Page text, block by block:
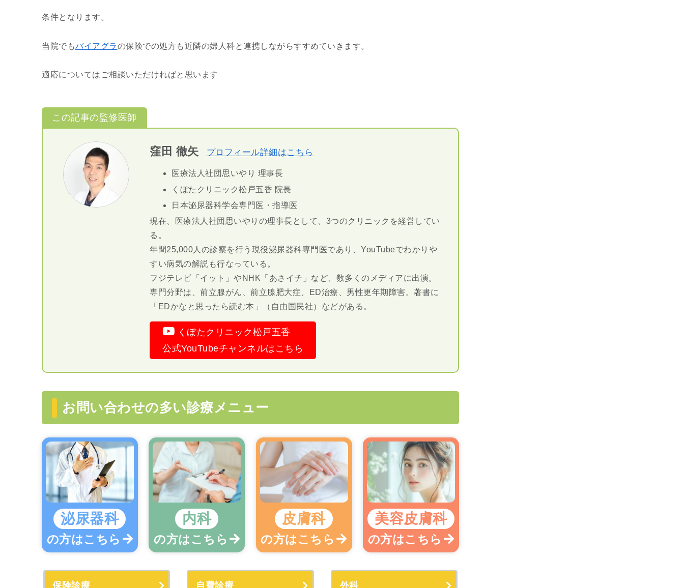
条件となります。
当院でもバイアグラの保険での処方も近隣の婦人科と連携しながらすすめていきます。
適応についてはご相談いただければと思います
この記事の監修医師
窪田 徹矢 プロフィール詳細はこちら
医療法人社団思いやり 理事長
くぼたクリニック松戸五香 院長
日本泌尿器科学会専門医・指導医
現在、医療法人社団思いやりの理事長として、3つのクリニックを経営してい
る。
年間25,000人の診察を行う現役泌尿器科専門医であり、YouTubeでわかりや
すい病気の解説も行なっている。
フジテレビ「イット」やNHK「あさイチ」など、数多くのメディアに出演。
専門分野は、前立腺がん、前立腺肥大症、ED治療、男性更年期障害。著書に
「EDかなと思ったら読む本」（自由国民社）などがある。
くぼたクリニック松戸五香
公式YouTubeチャンネルはこちら
お問い合わせの多い診療メニュー
泌尿器科
の方はこちら
内科
の方はこちら
皮膚科
の方はこちら
美容皮膚科
の方はこちら
保険診療 自費診療 外科